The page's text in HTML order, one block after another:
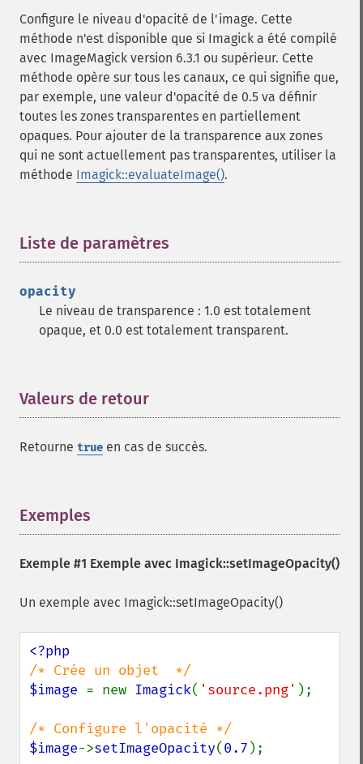
Configure le niveau d'opacité de l'image. Cette
méthode n'est disponible que si Imagick a été compilé
avec ImageMagick version 6.3.1 ou supérieur. Cette
méthode opère sur tous les canaux, ce qui signifie que,
par exemple, une valeur d'opacité de 0.5 va définir
toutes les zones transparentes en partiellement
opaques. Pour ajouter de la transparence aux zones
qui ne sont actuellement pas transparentes, utiliser la
méthode Imagick::evaluateImage().
Liste de paramètres
opacity
Le niveau de transparence : 1.0 est totalement
opaque, et 0.0 est totalement transparent.
Valeurs de retour
Retourne true en cas de succès.
Exemples
Exemple #1 Exemple avec Imagick::setImageOpacity()
Un exemple avec Imagick::setImageOpacity()
$image = new Imagick( 'source.png' );
$image->setImageOpacity(0.7 );
getImageVirtualPixelMethod
getImageWhitePoint
getImageWidth
getInterlaceScheme
getIteratorIndex
getNumberImages
getOption
getPackageName
getPage
getQuantum
getQuantumRange
getRegistry
getReleaseDate
getSize
getVersion
identifyFormat
implodeImage
inverseFourierTransformImage
linearStretchImage
liquidRescaleImage
listRegistry
mergeImageLayers
minifyImage